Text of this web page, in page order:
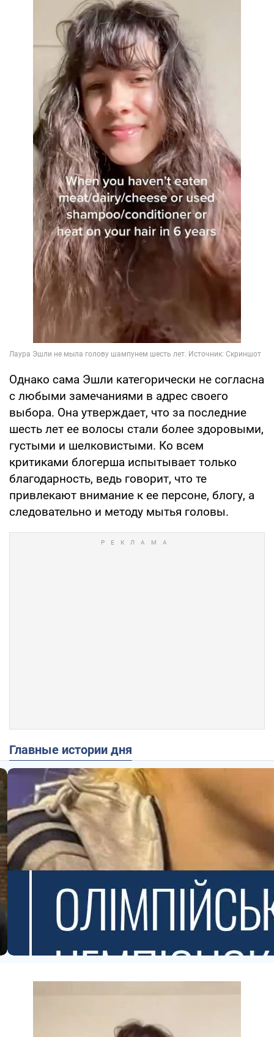
Однако сама Эшли категорически не согласна
с любыми замечаниями в адрес своего
выбора. Она утверждает, что за последние
шесть лет ее волосы стали более здоровыми,
густыми и шелковистыми. Ко всем
критиками блогерша испытывает только
благодарность, ведь говорит, что те
привлекают внимание к ее персоне, блогу, а
следовательно и методу мытья головы.
Главные истории дня